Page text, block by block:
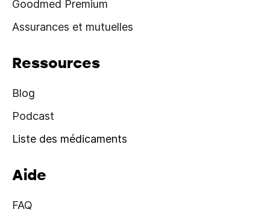
Goodmed Premium
Assurances et mutuelles
Ressources
Blog
Podcast
Liste des médicaments
Aide
FAQ